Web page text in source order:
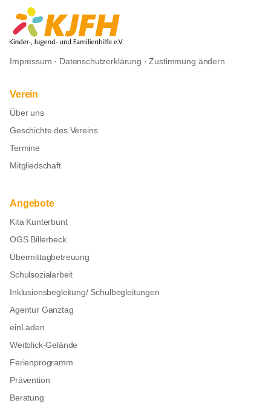
Impressum · Datenschutzerklärung ·Zustimmung ändern
Verein
Über uns
Geschichte des Vereins
Termine
Mitgliedschaft
Angebote
Kita Kunterbunt
OGS Billerbeck
Übermittagbetreuung
Schulsozialarbeit
Inklusionsbegleitung/ Schulbegleitungen
Agentur Ganztag
einLaden
Weitblick-Gelände
Ferienprogramm
Prävention
Beratung